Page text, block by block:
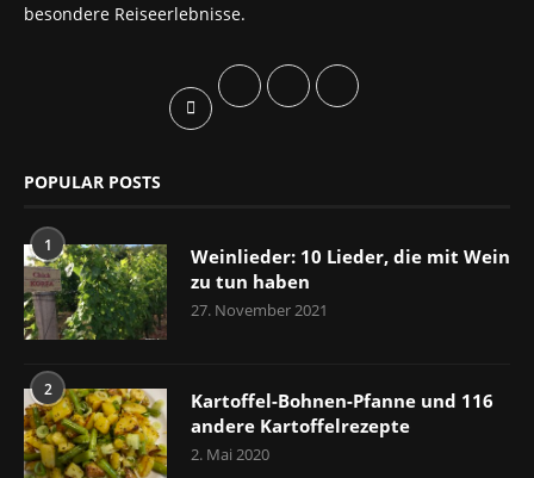
besondere Reiseerlebnisse.
POPULAR POSTS
1
Weinlieder: 10 Lieder, die mit Wein
zu tun haben
27. November 2021
2
Kartoffel-Bohnen-Pfanne und 116
andere Kartoffelrezepte
2. Mai 2020